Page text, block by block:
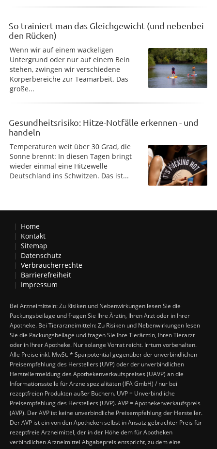
So trainiert man das Gleichgewicht (und nebenbei
den Rücken)
Wenn wir auf einem wackeligen
Untergrund oder nur auf einem Bein
stehen, zwingen wir verschiedene
Körperbereiche zur Teamarbeit. Das
große...
Gesundheitsrisiko: Hitze-Notfälle erkennen - und
handeln
Temperaturen weit über 30 Grad, die
Sonne brennt: In diesen Tagen bringt
wieder einmal eine Hitzewelle
Deutschland ins Schwitzen. Das ist...
Home
Kontakt
Sitemap
Datenschutz
Verbraucherrechte
Barrierefreiheit
Impressum
Bei Arzneimitteln: Zu Risiken und Nebenwirkungen lesen Sie die
Packungsbeilage und fragen Sie Ihre Ärztin, Ihren Arzt oder in Ihrer
Apotheke. Bei Tierarzneimitteln: Zu Risiken und Nebenwirkungen lesen
Sie die Packungsbeilage und fragen Sie Ihre Tierärztin, Ihren Tierarzt
oder in Ihrer Apotheke. Nur solange Vorrat reicht. Irrtum vorbehalten.
Alle Preise inkl. MwSt. * Sparpotential gegenüber der unverbindlichen
Preisempfehlung des Herstellers (UVP) oder der unverbindlichen
Herstellermeldung des Apothekenverkaufspreises (UAVP) an die
Informationsstelle für Arzneispezialitäten (IFA GmbH) / nur bei
rezeptfreien Produkten außer Büchern. UVP = Unverbindliche
Preisempfehlung des Herstellers (UVP). AVP = Apothekenverkaufspreis
(AVP). Der AVP ist keine unverbindliche Preisempfehlung der Hersteller.
Der AVP ist ein von den Apotheken selbst in Ansatz gebrachter Preis für
rezeptfreie Arzneimittel, der in der Höhe dem für Apotheken
verbindlichen Arzneimittel Abgabepreis entspricht, zu dem eine